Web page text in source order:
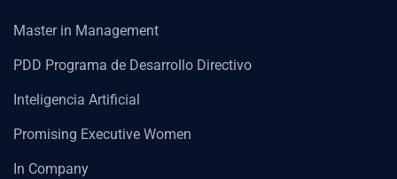
Master in Management
PDD Programa de Desarrollo Directivo
Inteligencia Artificial
Promising Executive Women
In Company